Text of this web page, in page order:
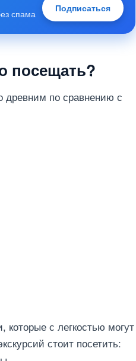
спама
Подписаться
посещать?
древним по сравнению с
которые с легкостью могут
стоит посетить: